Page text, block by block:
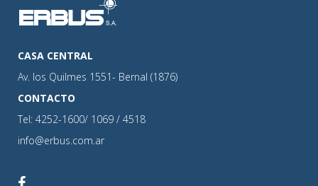
CASA CENTRAL
Av. los Quilmes 1551- Bernal (1876)
CONTACTO
Tel: 4252-1600/ 1069 / 4518
info@erbus.com.ar